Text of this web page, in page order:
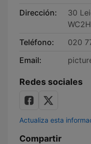
Dirección:
30
Teléfono:
020
Email:
Redes sociales
Actualiza esta
Compartir